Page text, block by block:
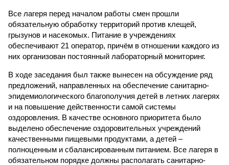
Все лагеря перед началом работы смен прошли
обязательную обработку территорий против клещей,
грызунов и насекомых. Питание в учреждениях
обеспечивают 21 оператор, причём в отношении каждого из
них организован постоянный лабораторный мониторинг.
В ходе заседания был также вынесен на обсуждение ряд
предложений, направленных на обеспечение санитарно-
эпидемиологического благополучия детей в летних лагерях
и на повышение действенности самой системы
оздоровления. В качестве основного приоритета было
выделено обеспечение оздоровительных учреждений
качественными пищевыми продуктами, а детей –
полноценным и сбалансированным питанием. Все лагеря в
обязательном порядке должны располагать санитарно-